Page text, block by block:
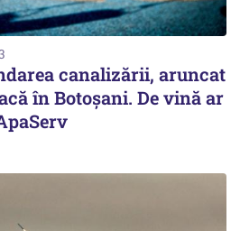
canalizării, aruncat
în Botoşani. De vină ar